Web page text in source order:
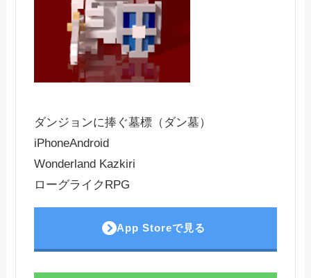
ダンジョンに捧ぐ墓標（ダン墓）
iPhoneAndroid
Wonderland Kazkiri
ローグライクRPG
App Storeで見る